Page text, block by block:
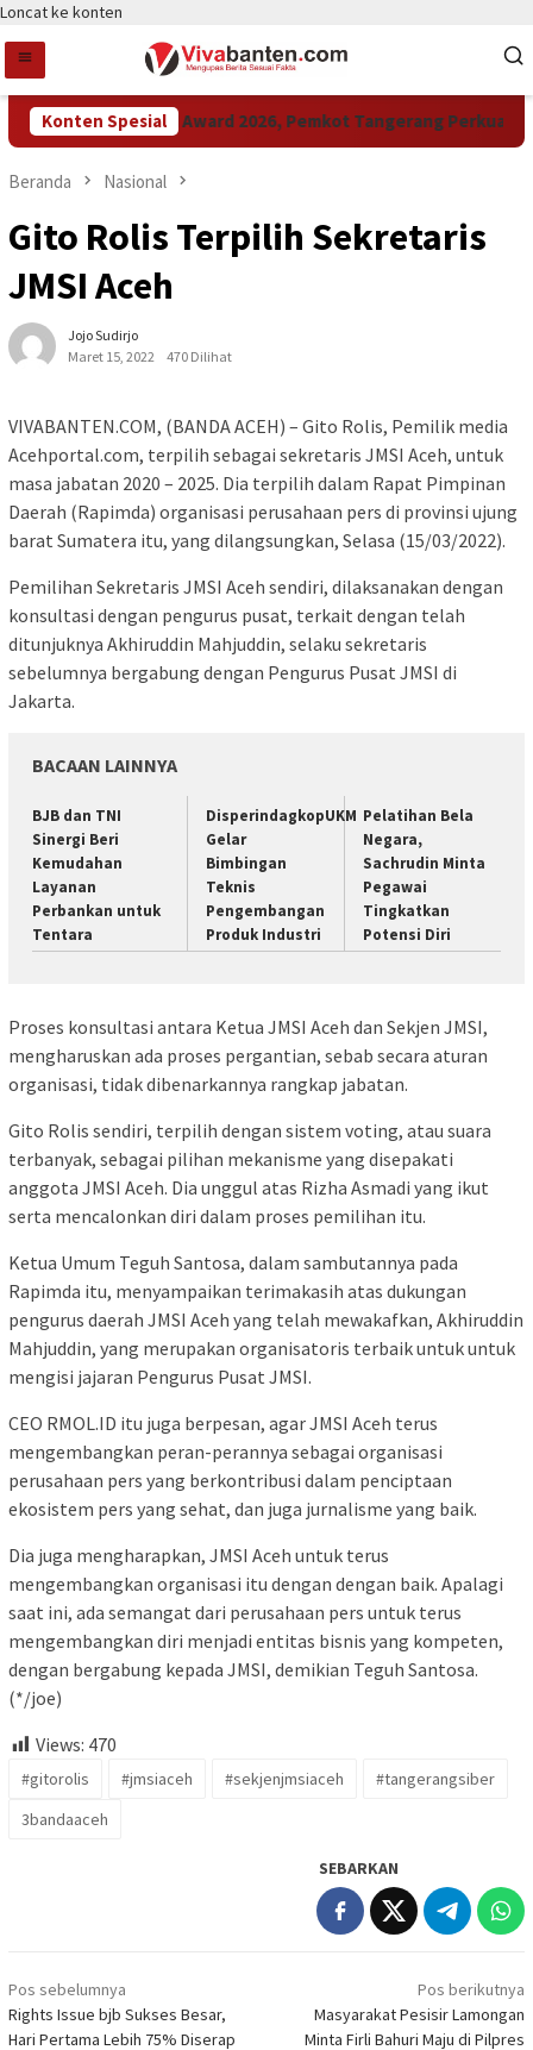
Loncat ke konten
Konten Spesial
Raih LPM Award 2026, Pemkot Tangerang Perkuat
Beranda Nasional
Gito Rolis Terpilih Sekretaris
JMSI Aceh
Jojo Sudirjo
Maret 15, 2022
470 Dilihat
VIVABANTEN.COM, (BANDA ACEH) – Gito Rolis, Pemilik media
Acehportal.com, terpilih sebagai sekretaris JMSI Aceh, untuk
masa jabatan 2020 – 2025. Dia terpilih dalam Rapat Pimpinan
Daerah (Rapimda) organisasi perusahaan pers di provinsi ujung
barat Sumatera itu, yang dilangsungkan, Selasa (15/03/2022).
Pemilihan Sekretaris JMSI Aceh sendiri, dilaksanakan dengan
konsultasi dengan pengurus pusat, terkait dengan telah
ditunjuknya Akhiruddin Mahjuddin, selaku sekretaris
sebelumnya bergabung dengan Pengurus Pusat JMSI di
Jakarta.
BACAAN LAINNYA
BJB dan TNI
Sinergi Beri
Kemudahan
Layanan
Perbankan untuk
Tentara
DisperindagkopUKM
Gelar
Bimbingan
Teknis
Pengembangan
Produk Industri
Pelatihan Bela
Negara,
Sachrudin Minta
Pegawai
Tingkatkan
Potensi Diri
Proses konsultasi antara Ketua JMSI Aceh dan Sekjen JMSI,
mengharuskan ada proses pergantian, sebab secara aturan
organisasi, tidak dibenarkannya rangkap jabatan.
Gito Rolis sendiri, terpilih dengan sistem voting, atau suara
terbanyak, sebagai pilihan mekanisme yang disepakati
anggota JMSI Aceh. Dia unggul atas Rizha Asmadi yang ikut
serta mencalonkan diri dalam proses pemilihan itu.
Ketua Umum Teguh Santosa, dalam sambutannya pada
Rapimda itu, menyampaikan terimakasih atas dukungan
pengurus daerah JMSI Aceh yang telah mewakafkan, Akhiruddin
Mahjuddin, yang merupakan organisatoris terbaik untuk untuk
mengisi jajaran Pengurus Pusat JMSI.
CEO RMOL.ID itu juga berpesan, agar JMSI Aceh terus
mengembangkan peran-perannya sebagai organisasi
perusahaan pers yang berkontribusi dalam penciptaan
ekosistem pers yang sehat, dan juga jurnalisme yang baik.
Dia juga mengharapkan, JMSI Aceh untuk terus
mengembangkan organisasi itu dengan dengan baik. Apalagi
saat ini, ada semangat dari perusahaan pers untuk terus
mengembangkan diri menjadi entitas bisnis yang kompeten,
dengan bergabung kepada JMSI, demikian Teguh Santosa.
(*/joe)
Views: 470
#gitorolis #jmsiaceh #sekjenjmsiaceh
#tangerangsiber
3bandaaceh
SEBARKAN
Navigasi
pos
Pos sebelumnya
Rights Issue bjb Sukses Besar,
Hari Pertama Lebih 75% Diserap
Pos berikutnya
Masyarakat Pesisir Lamongan
Minta Firli Bahuri Maju di Pilpres